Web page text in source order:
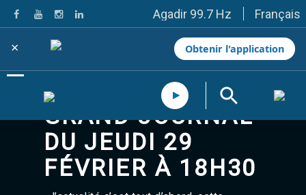
Agadir 99.7 Hz
Tanger 103.3 Hz
Tétouan 87.8 Hz
Fès 98.8 Hz
Meknès 97.2 Hz
El Jadida 97.3
Settat 104,6
Essaouira 96.6
Safi 92.3
Taza 103.0
Taounate 95.6
Français
× Obtenir l'application
GRAND JOURNAL
DU JEUDI 29
FÉVRIER À 18H30